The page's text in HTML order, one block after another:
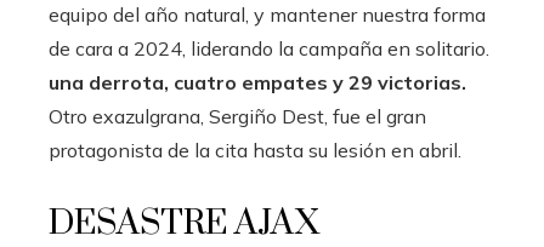
equipo del año natural, y mantener nuestra forma
de cara a 2024, liderando la campaña en solitario.
una derrota, cuatro empates y 29 victorias.
Otro exazulgrana, Sergiño Dest, fue el gran
protagonista de la cita hasta su lesión en abril.
DESASTRE AJAX